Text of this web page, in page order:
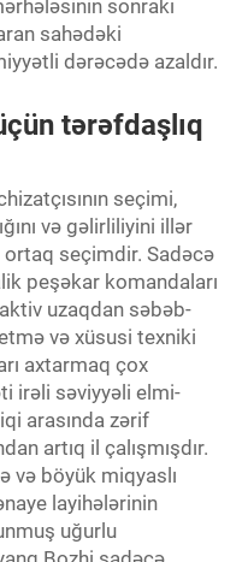
sonrakı
sahədəki
dərəcədə azaldır.
tərəfdaşlıq
seçimi,
və gəlirliliyini illər
seçimdir. Sadəcə
peşəkar komandaları
uzaqdan səbəb-
və xüsusi texniki
axtarmaq çox
irəli səviyyəli elmi-
arasında zərif
artıq il çalışmışdır.
və böyük miqyaslı
layihələrinin
uğurlu